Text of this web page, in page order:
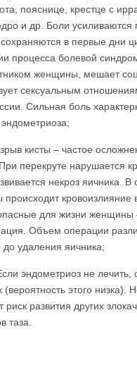
пояснице, крестце с
и др. Боли усиливаются
в первые дни
процесса болевой
женщины, мешает
сексуальным
Сильная боль
кисты – частое
перекруте нарушается
некроз яичника. В
кровоизлияние
для жизни женщины
Объем операции
до удаления яичника;
эндометриоз не лечить,
(вероятность этого низка).
риск развития других
таза.